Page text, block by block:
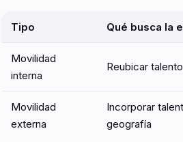
Tipo Qué busca la
Movilidad
interna
Reubicar
Movilidad
externa
Incorporar
geografía